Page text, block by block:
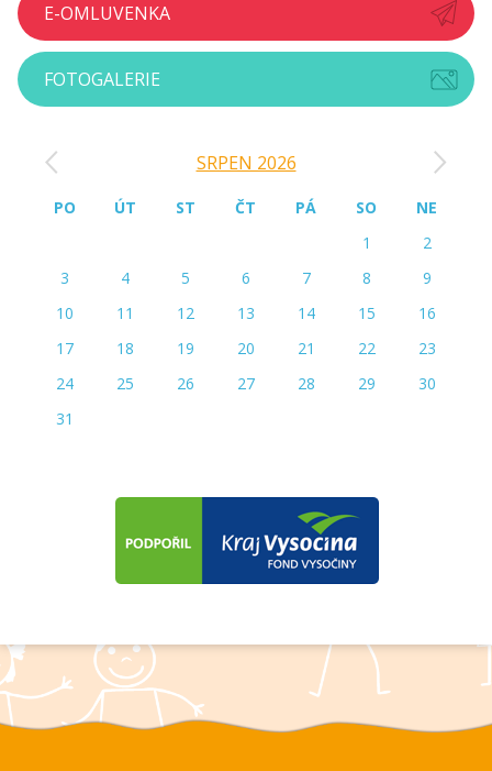
E-OMLUVENKA
FOTOGALERIE
SRPEN 2026
PO ÚT ST ČT PÁ SO
NE
1
2
3
4 5 6 7 8
9
10
11 12 13 14 15
16
17
18 19 20 21 22
23
24
25 26 27 28 29
30
31